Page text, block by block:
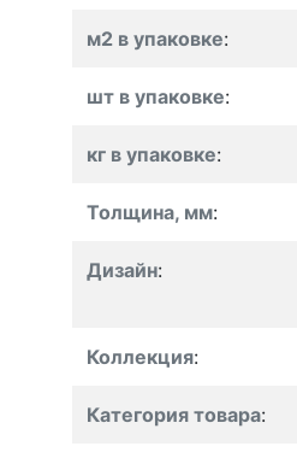
м2 в упаковке:
шт в упаковке:
кг в упаковке:
Толщина, мм:
Дизайн:
Коллекция:
Категория товара: